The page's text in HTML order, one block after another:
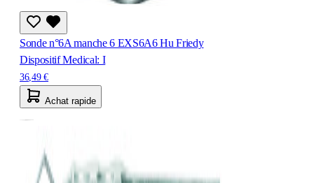
Sonde n°6A manche 6 EXS6A6 Hu Friedy
Dispositif Medical: I
36,49 €
Achat rapide